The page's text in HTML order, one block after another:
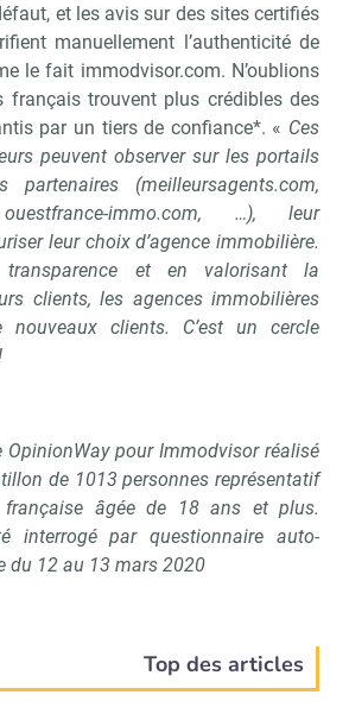
et les avis sur des sites certifiés
manuellement l’authenticité de
le fait immodvisor.com. N’oublions
français trouvent plus crédibles des
par un tiers de confiance*. « Ces
peuvent observer sur les portails
(meilleursagents.com,
immo.com, …), leur
leur choix d’agence immobilière.
et en valorisant la
clients, les agences immobilières
clients. C’est un cercle
OpinionWay pour Immodvisor réalisé
de 1013 personnes représentatif
âgée de 18 ans et plus.
interrogé par questionnaire auto-
du 12 au 13 mars 2020
Top des articles